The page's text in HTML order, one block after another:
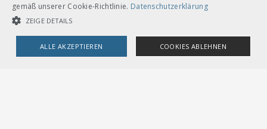
VERBAND ÖFFENTLICHER VERKEHR
Dählhölzliweg 12
CH-3005 Bern
gemäß unserer Cookie-Richtlinie. Datenschutzerklärung
ZEIGE DETAILS
ALLE AKZEPTIEREN COOKIES ABLEHNEN